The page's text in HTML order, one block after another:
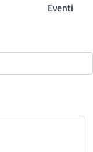
Eventi
-